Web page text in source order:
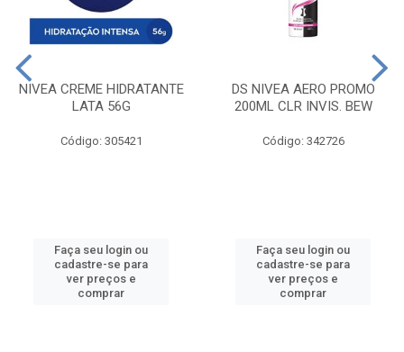
NIVEA CREME HIDRATANTE
LATA 56G
Código: 305421
Faça seu login ou
cadastre-se para
ver preços e
comprar
DS NIVEA AERO PROMO
200ML CLR INVIS. BEW
Código: 342726
Faça seu login ou
cadastre-se para
ver preços e
comprar